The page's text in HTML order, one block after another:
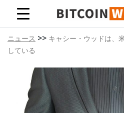
ビットコイ
ニュース >> キャシー・ウッドは、
している